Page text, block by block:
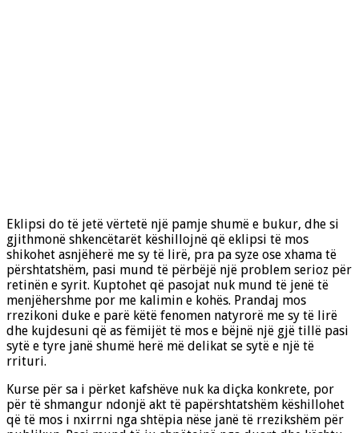
Eklipsi do të jetë vërtetë një pamje shumë e bukur, dhe si
gjithmonë shkencëtarët këshillojnë që eklipsi të mos
shikohet asnjëherë me sy të lirë, pra pa syze ose xhama të
përshtatshëm, pasi mund të përbëjë një problem serioz për
retinën e syrit. Kuptohet që pasojat nuk mund të jenë të
menjëhershme por me kalimin e kohës. Prandaj mos
rrezikoni duke e parë këtë fenomen natyrorë me sy të lirë
dhe kujdesuni që as fëmijët të mos e bëjnë një gjë tillë pasi
sytë e tyre janë shumë herë më delikat se sytë e një të
rrituri.
Kurse për sa i përket kafshëve nuk ka diçka konkrete, por
për të shmangur ndonjë akt të papërshtatshëm këshillohet
që të mos i nxirrni nga shtëpia nëse janë të rrezikshëm për